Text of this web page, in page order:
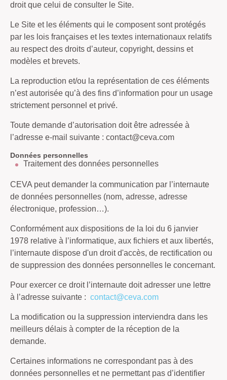
droit que celui de consulter le Site.
Le Site et les éléments qui le composent sont protégés
par les lois françaises et les textes internationaux relatifs
au respect des droits d’auteur, copyright, dessins et
modèles et brevets.
La reproduction et/ou la représentation de ces éléments
n’est autorisée qu’à des fins d’information pour un usage
strictement personnel et privé.
Toute demande d’autorisation doit être adressée à
l’adresse e-mail suivante : contact@ceva.com
Données personnelles
Traitement des données personnelles
CEVA peut demander la communication par l’internaute
de données personnelles (nom, adresse, adresse
électronique, profession…).
Conformément aux dispositions de la loi du 6 janvier
1978 relative à l’informatique, aux fichiers et aux libertés,
l’internaute dispose d'un droit d'accès, de rectification ou
de suppression des données personnelles le concernant.
Pour exercer ce droit l’internaute doit adresser une lettre
à l’adresse suivante : contact@ceva.com
La modification ou la suppression interviendra dans les
meilleurs délais à compter de la réception de la
demande.
Certaines informations ne correspondant pas à des
données personnelles et ne permettant pas d’identifier